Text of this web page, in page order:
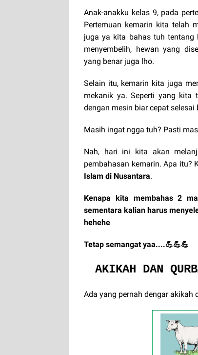
Anak-anakku kelas 9, pada
Pertemuan kemarin kita telah
juga ya kita bahas tuh tentang
menyembelih, hewan yang
yang benar juga lho.
Selain itu, kemarin kita juga
mekanik ya. Seperti yang kita
dengan mesin biar cepat
Masih ingat ngga tuh? Pasti
Nah, hari ini kita akan
pembahasan kemarin. Apa itu?
Islam di Nusantara.
Kenapa kita membahas 2
sementara kalian harus
hehehe
Tetap semangat yaa....💪💪💪
AKIKAH DAN
Ada yang pernah dengar akikah